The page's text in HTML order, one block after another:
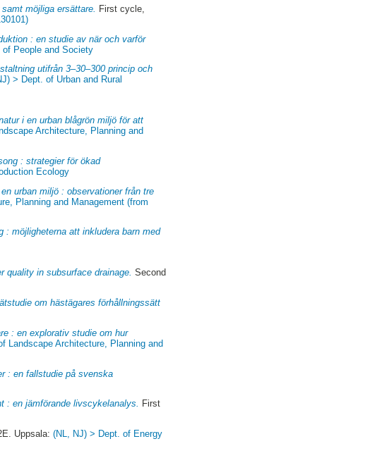
möjliga ersättare. First cycle,
: en studie av när och varför
of People and Society
utifrån 3–30–300 princip och
> Dept. of Urban and Rural
i en urban blågrön miljö för att
Architecture, Planning and
: strategier för ökad
Ecology
urban miljö : observationer från tre
Planning and Management (from
: möjligheterna att inkludera barn med
quality in subsurface drainage. Second
om hästägares förhållningssätt
: en explorativ studie om hur
Landscape Architecture, Planning and
: en fallstudie på svenska
: en jämförande livscykelanalys. First
Uppsala:(NL, NJ) > Dept. of Energy